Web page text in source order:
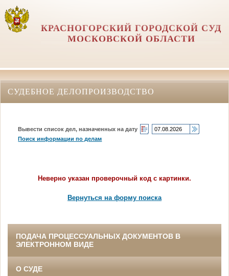
КРАСНОГОРСКИЙ ГОРОДСКОЙ СУД
МОСКОВСКОЙ ОБЛАСТИ
СУДЕБНОЕ ДЕЛОПРОИЗВОДСТВО
Вывести список дел, назначенных на дату
Поиск информации по делам
Неверно указан проверочный код с картинки.
Вернуться на форму поиска
ПОДАЧА ПРОЦЕССУАЛЬНЫХ ДОКУМЕНТОВ В
ЭЛЕКТРОННОМ ВИДЕ
О СУДЕ